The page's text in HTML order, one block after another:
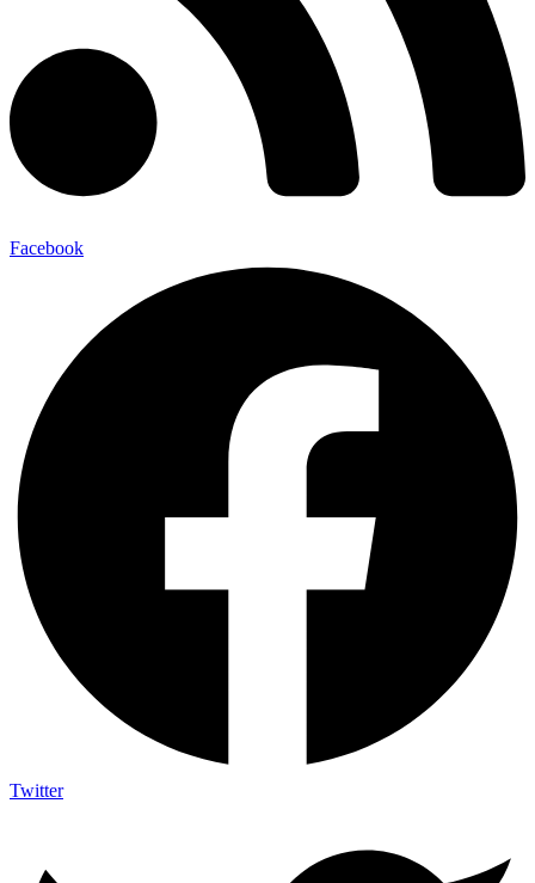
Facebook
Twitter